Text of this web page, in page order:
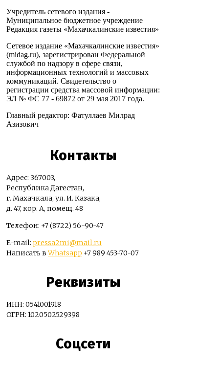
Учредитель сетевого издания -
Муниципальное бюджетное учреждение
Редакция газеты «Махачкалинские известия»
Сетевое издание «Махачкалинские известия»
(midag.ru), зарегистрирован Федеральной
службой по надзору в сфере связи,
информационных технологий и массовых
коммуникаций. Свидетельство о
регистрации средства массовой информации:
ЭЛ № ФС 77 - 69872 от 29 мая 2017 года.
Главный редактор: Фатуллаев Милрад
Азизович
Контакты
Адрес: 367003,
Республика Дагестан,
г. Махачкала, ул. И. Казака,
д. 47, кор. А, помещ. 48
Телефон: +7 (8722) 56-90-47
E-mail: pressa2mi@mail.ru
Написать вWhatsapp +7 989 453-70-07
Реквизиты
ИНН: 0541001918
ОГРН: 1020502529398
Соцсети